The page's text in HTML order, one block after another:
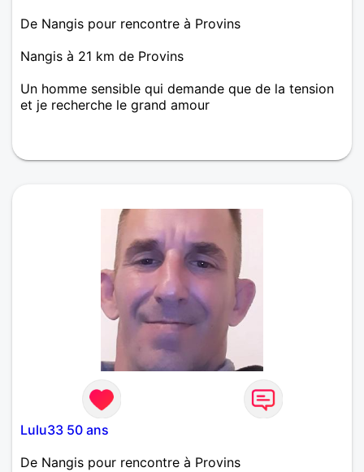
De Nangis pour rencontre à Provins
Nangis à 21 km de Provins
Un homme sensible qui demande que de la tension
et je recherche le grand amour
Lulu33 50 ans
De Nangis pour rencontre à Provins